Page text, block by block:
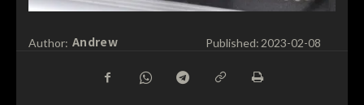
Author: Andrew Published: 2023-02-08